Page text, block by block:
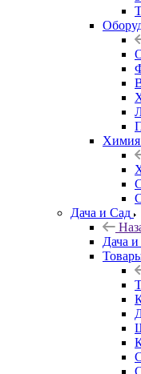
Химия
Дача и Сад
Дача